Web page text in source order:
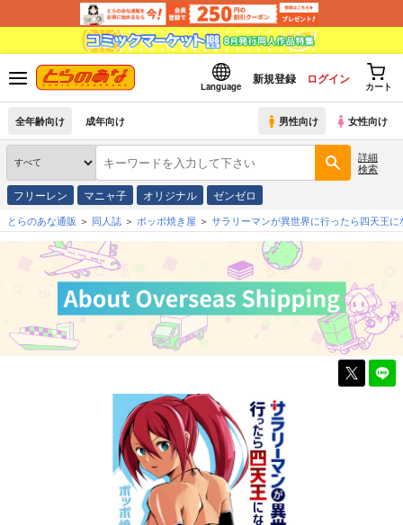
Language
新規登録 ログイン
カート
全年齢向け 成年向け 男性向け 女性向け
詳細
検索
フリーレン マニャ子 オリジナル ゼンゼロ
とらのあな通販 同人誌 ポッポ焼き屋 サラリーマンが異世界に行ったら四天王に